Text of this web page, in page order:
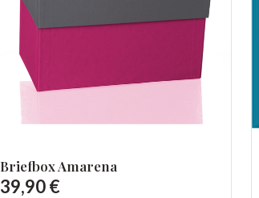
Briefbox Amarena
39,90 €